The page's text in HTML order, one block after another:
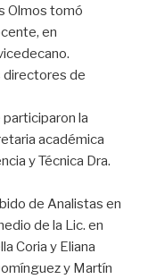
Olmos tomó
en
directores de
participaron la
académica
y Técnica Dra.
de Analistas en
de la Lic. en
Coria y Eliana
y Martín